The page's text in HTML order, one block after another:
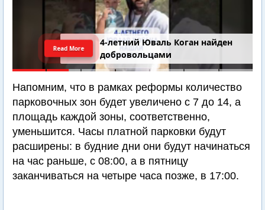
4-летний Юваль Коган найден
добровольцами
Read More
Напомним, что в рамках реформы количество
парковочных зон будет увеличено с 7 до 14, а
площадь каждой зоны, соответственно,
уменьшится. Часы платной парковки будут
расширены: в будние дни они будут начинаться
на час раньше, с 08:00, а в пятницу
заканчиваться на четыре часа позже, в 17:00.